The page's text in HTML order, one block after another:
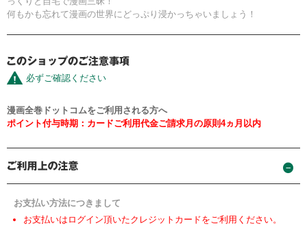
何もかも忘れて漫画の世界にどっぷり浸かっちゃいましょう！
必ずご確認ください
漫画全巻ドットコムをご利用される方へ
ポイント付与時期：カードご利用代金ご請求月の原則4ヵ月以内
お支払い方法につきまして
お支払いはログイン頂いたクレジットカードをご利用ください。